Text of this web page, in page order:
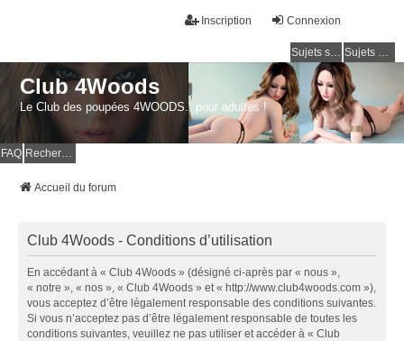
Connexion
Inscription
Sujets sans réponse Sujets actifs
Club 4Woods
Le Club des poupées 4WOODS...pour adultes !
FAQ
Accueil du forum
Club 4Woods - Conditions d’utilisation
En accédant à « Club 4Woods » (désigné ci-après par « nous »,
« notre », « nos », « Club 4Woods » et « http://www.club4woods.com »),
vous acceptez d’être légalement responsable des conditions suivantes.
Si vous n’acceptez pas d’être légalement responsable de toutes les
conditions suivantes, veuillez ne pas utiliser et accéder à « Club